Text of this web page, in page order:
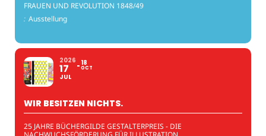
FRAUEN UND REVOLUTION 1848/49
: Ausstellung
2026
17
JUL
18
OCT
WIR BESITZEN NICHTS.
25 JAHRE BÜCHERGILDE GESTALTERPREIS - DIE